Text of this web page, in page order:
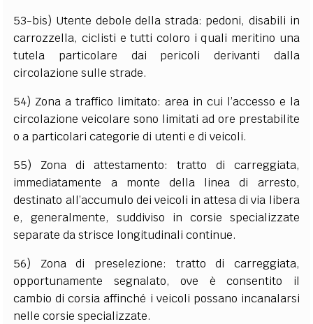
53-bis) Utente debole della strada: pedoni, disabili in
carrozzella, ciclisti e tutti coloro i quali meritino una
tutela particolare dai pericoli derivanti dalla
circolazione sulle strade.
54) Zona a traffico limitato: area in cui l’accesso e la
circolazione veicolare sono limitati ad ore prestabilite
o a particolari categorie di utenti e di veicoli.
55) Zona di attestamento: tratto di carreggiata,
immediatamente a monte della linea di arresto,
destinato all’accumulo dei veicoli in attesa di via libera
e, generalmente, suddiviso in corsie specializzate
separate da strisce longitudinali continue.
56) Zona di preselezione: tratto di carreggiata,
opportunamente segnalato, ove è consentito il
cambio di corsia affinché i veicoli possano incanalarsi
nelle corsie specializzate.